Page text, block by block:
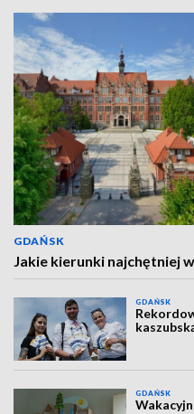
GDAŃSK
Jakie kierunki najchętniej
GDAŃSK
GDAŃSK